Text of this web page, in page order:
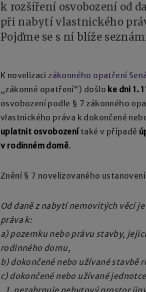
k rozšíření osvobození od
při nabytí vlastnického
Pojďme se s ní blíže
K novelizacizákonného opatření
„zákonné opatření“) došlo ke dni 1.
osvobození podle § 7 zákonného
vlastnického práva k dokončené
uplatnit osvobozenítaké v případě
v rodinném domě.
Znění § 7 novelizovaného
Od daně z nabytí nemovitých věcí
práva k:
a) pozemku nebo právu stavby,
rodinného domu,
b) dokončené nebo užívané stavbě
c) dokončené nebo užívané